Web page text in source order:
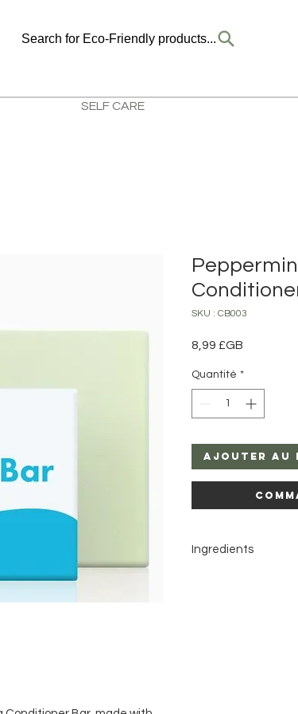
Search for Eco-Friendly products...
SELF CARE
SKU : CB003
8,99 £GB
Quantité *
Ajouter au
Ingredients